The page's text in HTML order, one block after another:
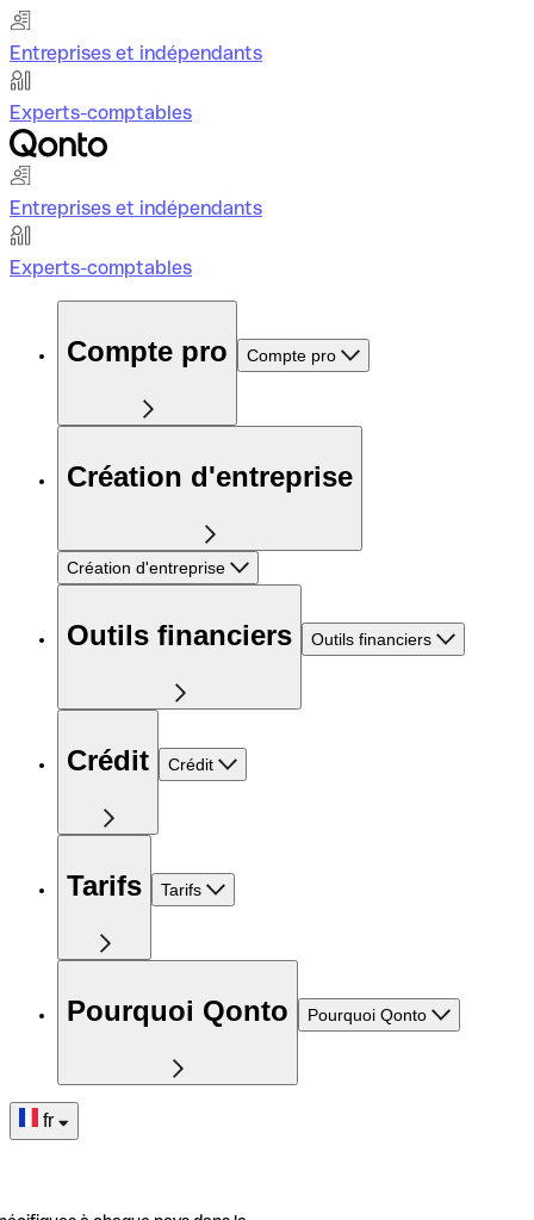
Entreprises et indépendants
Experts-comptables
Entreprises et indépendants
Experts-comptables
Compte pro Compte pro
Création d'entreprise
Création d'entreprise
Outils financiers Outils financiers
Crédit Crédit
Tarifs Tarifs
Pourquoi Qonto Pourquoi Qonto
fr